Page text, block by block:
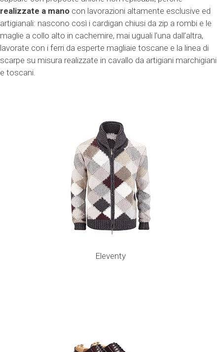
realizzate a mano con lavorazioni altamente esclusive ed
artigianali: nascono così i cardigan chiusi da zip a rombi e le
maglie a collo alto in cachemire, mai uguali l’una dall’altra,
lavorate con i ferri da esperte magliaie toscane e la linea di
scarpe su misura realizzate in cavallo da artigiani marchigiani
e toscani.
Eleventy